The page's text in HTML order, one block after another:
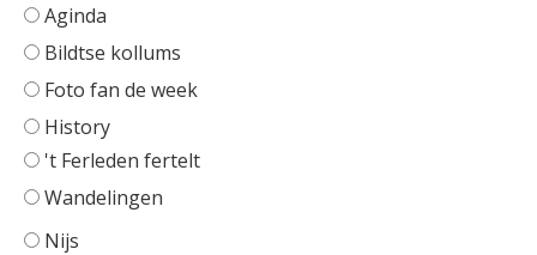
Aginda
Bildtse kollums
Foto fan de week
History
't Ferleden fertelt
Wandelingen
Nijs